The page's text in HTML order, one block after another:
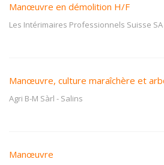
Manœuvre en démolition H/F
Les Intérimaires Professionnels Suisse SA
Manœuvre, culture maraîchère et
Agri B-M Sàrl - Salins
Manœuvre